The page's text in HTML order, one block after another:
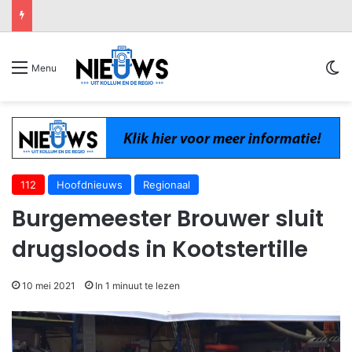
Menu
112 Hoofdnieuws Regionaal
Burgemeester Brouwer sluit
drugsloods in Kootstertille
10 mei 2021 In 1 minuut te lezen